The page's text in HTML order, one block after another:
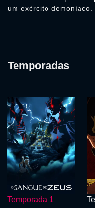
um exército demoníaco.
Temporadas
Temporada 1